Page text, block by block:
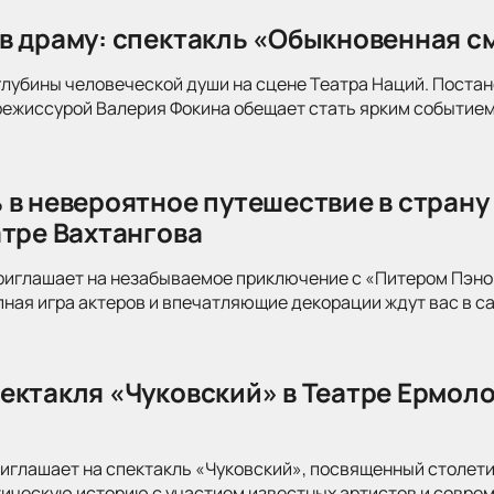
драму: спектакль «Обыкновенная
человеческой души на сцене Театра Наций.
Валерия Фокина обещает стать ярким
невероятное путешествие в
Вахтангова
на незабываемое приключение с «Питером
игра актеров и впечатляющие декорации ждут вас в
«Чуковский» в Театре
на спектакль «Чуковский», посвященный